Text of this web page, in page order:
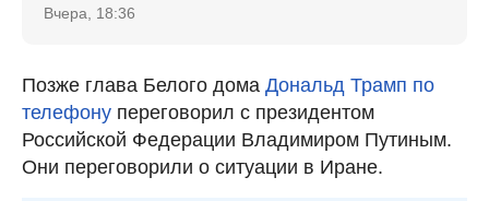
Вчера, 18:36
Позже глава Белого дома Дональд Трамп по
телефону переговорил с президентом
Российской Федерации Владимиром Путиным.
Они переговорили о ситуации в Иране.